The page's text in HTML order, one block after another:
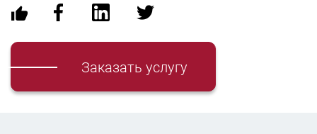
Заказать услугу